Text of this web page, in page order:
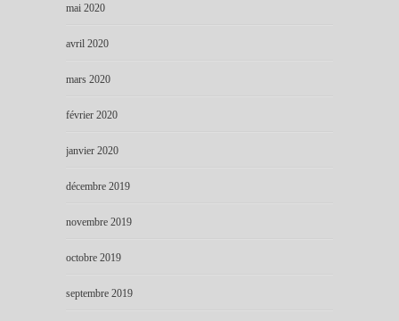
mai 2020
avril 2020
mars 2020
février 2020
janvier 2020
décembre 2019
novembre 2019
octobre 2019
septembre 2019